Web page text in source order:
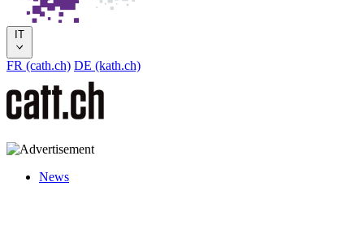
IT
FR (cath.ch) DE (kath.ch)
News